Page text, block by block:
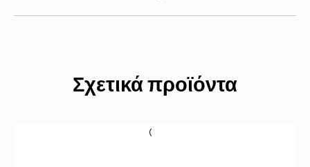
Σχετικά προϊόντα